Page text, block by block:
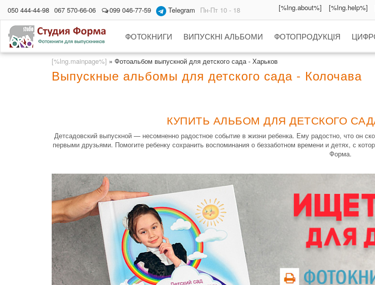
050 444-44-98 067 570-66-06 099 046-77-59 Telegram Пн-Пт 10 - 18 [%lng.about%] [%lng.help%]
ФОТОКНИГИ ВИПУСКНІ АЛЬБОМИ ФОТОПРОДУКЦІЯ
[%lng.mainpage%] » Фотоальбом выпускной для детского сада - Харьков
Выпускные альбомы для детского сада - Колочава
КУПИТЬ АЛЬБОМ ДЛЯ ДЕТСКОГО
Детсадовский выпускной — несомненно радостное событие в жизни ребенка. Ему радостно, что он
первыми друзьями. Помогите ребенку сохранить воспоминания о беззаботном времени и детях, с
Форма.